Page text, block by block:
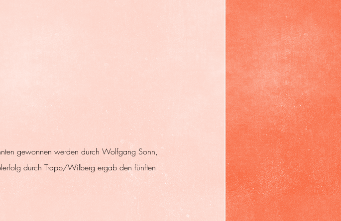
gewonnen werden durch Wolfgang Sonn,
durch Trapp/Wilberg ergab den fünften